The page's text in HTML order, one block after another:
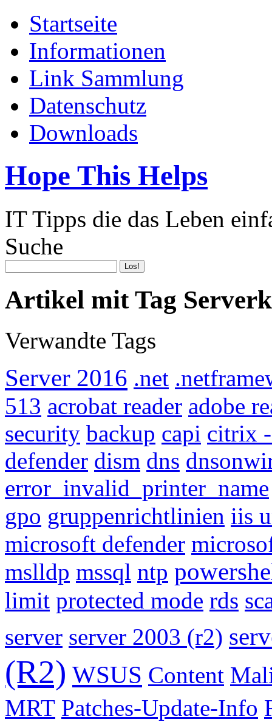
Startseite
Informationen
Link Sammlung
Datenschutz
Downloads
Hope This Helps
IT Tipps die das Leben
Suche
Artikel mit Tag
Verwandte Tags
Server 2016 .net
513 acrobat reader adobe
security backup capi citrix
defender dism dns
error_invalid_printer_name
gpo gruppenrichtlinien iis
microsoft defender
mslldp mssql ntp
limit protected mode rds
server server 2003 (r2)
(R2) WSUS Content
MRT Patches-Update-Info